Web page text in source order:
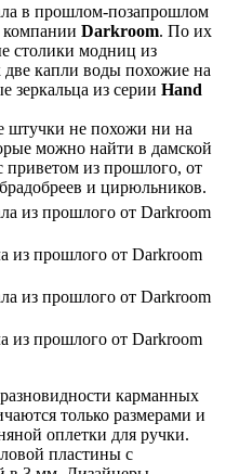
в прошлом-позапрошлом
компании Darkroom. По их
столики модниц из
две капли воды похожие на
зеркальца из серии Hand
штучки не похожи ни на
можно найти в дамской
приветом из прошлого, от
и цирюльников.
из прошлого от Darkroom
из прошлого от Darkroom
карманных
только размерами и
оплетки для ручки.
пластины с